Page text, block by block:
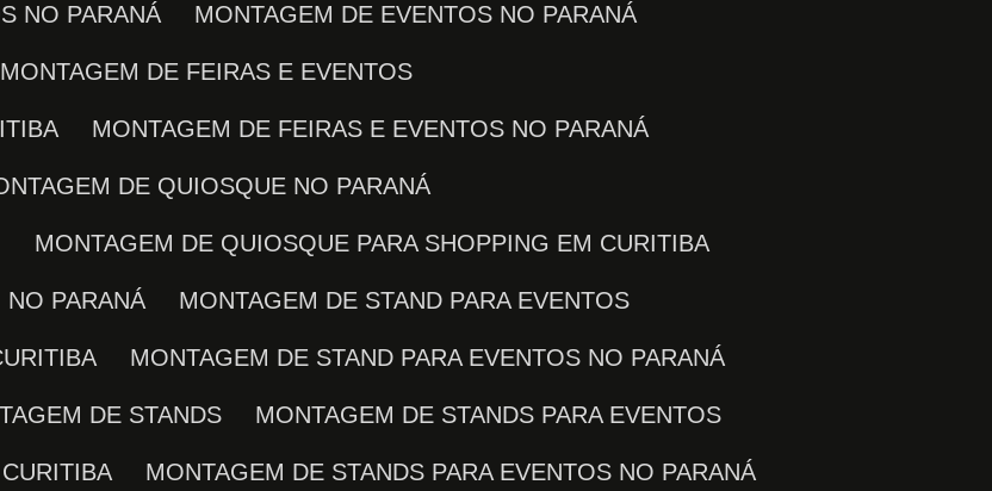
NO PARANÁ MONTAGEM DE EVENTOS NO PARANÁ
MONTAGEM DE FEIRAS E EVENTOS
MONTAGEM DE FEIRAS E EVENTOS NO PARANÁ
DE QUIOSQUE NO PARANÁ
MONTAGEM DE QUIOSQUE PARA SHOPPING EM CURITIBA
NO PARANÁ MONTAGEM DE STAND PARA EVENTOS
MONTAGEM DE STAND PARA EVENTOS NO PARANÁ
DE STANDS MONTAGEM DE STANDS PARA EVENTOS
MONTAGEM DE STANDS PARA EVENTOS NO PARANÁ